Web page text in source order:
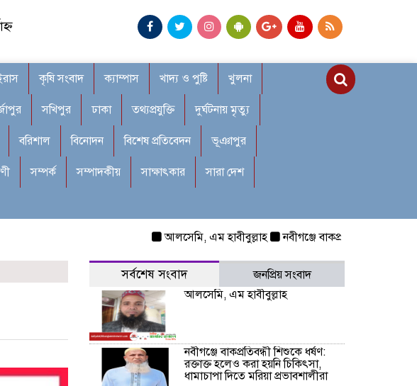
কৃষি সংবাদ ক্যাম্পাস খাদ্য ও পুষ্টি খুলনা
সখিপুর ঢাকা তথ্যপ্রযুক্তি দুর্ঘটনায় মৃত্যু
বরিশাল বিনোদন বিশেষ প্রতিবেদন ভূঞাপুর
সম্পর্ক সম্পাদকীয় সাক্ষাৎকার সারা দেশ
আলসেমি, এম হাবীবুল্লাহ নবীগঞ্জে বাকপ্রতিবন্ধী শিশুকে ধর্ষণ:
সর্বশেষ সংবাদ
জনপ্রিয় সংবাদ
আলসেমি, এম হাবীবুল্লাহ
নবীগঞ্জে বাকপ্রতিবন্ধী শিশুকে ধর্ষণ:
রক্তাক্ত হলেও করা হয়নি চিকিৎসা,
ধামাচাপা দিতে মরিয়া প্রভাবশালীরা